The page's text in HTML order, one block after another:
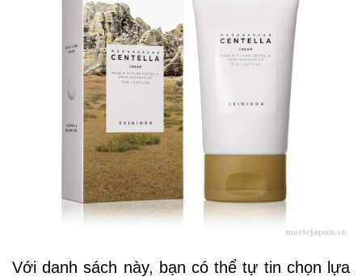
Với danh sách này, bạn có thể tự tin chọn lựa